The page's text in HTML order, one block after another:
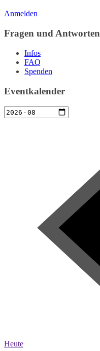
Anmelden
Fragen und Antworten
Infos
FAQ
Spenden
Eventkalender
Heute